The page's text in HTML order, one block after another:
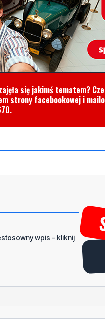
się jakimś tematem?
strony facebookowej i
.
wpis - kliknij